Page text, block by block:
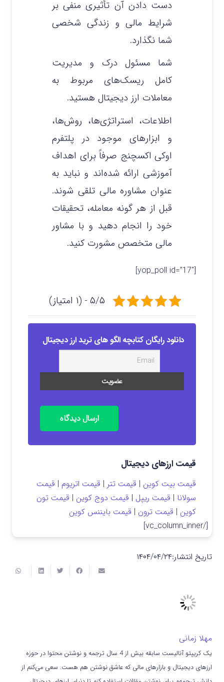
دست دادن آن تأثیری منفی بر
شرایط مالی و زندگی شخصی
شما نگذارد.
شما مسئول درک و مدیریت
کامل ریسک‌های مربوط به
معاملات ارز دیجیتال هستید.
اطلاعات، استراتژی‌ها، روش‌ها،
و ابزارهای موجود در پلتفرم
اوکی اکسچنج صرفاً برای اهداف
آموزشی ارائه شده‌اند و نباید به
عنوان مشاوره مالی تلقی شوند.
قبل از هر گونه معامله، تحقیقات
خود را انجام دهید و با مشاور
مالی متخصص مشورت کنید.
[yop_poll id=”17″]
۵/۵ - (۱ امتیاز)
دانلود رایگان کتابچه الگو های ترید ارز دیجیتال
ارسال دیدگاه
قیمت ارزهای دیجیتال
قیمت بیت کوین | قیمت تتر | قیمت اتریوم | قیمت
سولانا | قیمت ریپل | قیمت دوج کوین | قیمت تون
کوین | قیمت ترون | قیمت بایننس کوین
[/vc_column_inner]
تاریخ انتشار:۱۴۰۴/۰۴/۲۴
مهلا زمانی
یک کریپتو آنالیست سابقه بیش از 4 سال ترجمه و نوشتن محتوا در حوزه
ارزهای دیجیتال و بازارهای مالی که عاشق نوشتن هم هست. سعی می‌کنم از